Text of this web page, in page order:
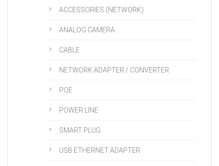
ACCESSORIES (NETWORK)
ANALOG CAMERA
CABLE
NETWORK ADAPTER / CONVERTER
POE
POWER LINE
SMART PLUG
USB ETHERNET ADAPTER